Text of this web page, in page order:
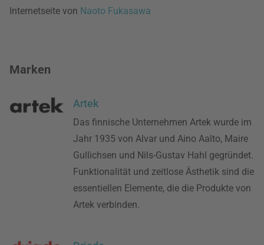
Internetseite von Naoto Fukasawa
Marken
Artek
Das finnische Unternehmen Artek wurde im
Jahr 1935 von Alvar und Aino Aalto, Maire
Gullichsen und Nils-Gustav Hahl gegründet.
Funktionalität und zeitlose Ästhetik sind die
essentiellen Elemente, die die Produkte von
Artek verbinden.